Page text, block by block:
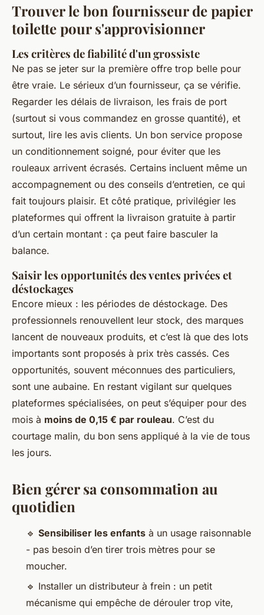
Trouver le bon fournisseur de papier
toilette pour s'approvisionner
Les critères de fiabilité d'un grossiste
Ne pas se jeter sur la première offre trop belle pour
être vraie. Le sérieux d’un fournisseur, ça se vérifie.
Regarder les délais de livraison, les frais de port
(surtout si vous commandez en grosse quantité), et
surtout, lire les avis clients. Un bon service propose
un conditionnement soigné, pour éviter que les
rouleaux arrivent écrasés. Certains incluent même un
accompagnement ou des conseils d’entretien, ce qui
fait toujours plaisir. Et côté pratique, privilégier les
plateformes qui offrent la livraison gratuite à partir
d’un certain montant : ça peut faire basculer la
balance.
Saisir les opportunités des ventes privées et
déstockages
Encore mieux : les périodes de déstockage. Des
professionnels renouvellent leur stock, des marques
lancent de nouveaux produits, et c’est là que des lots
importants sont proposés à prix très cassés. Ces
opportunités, souvent méconnues des particuliers,
sont une aubaine. En restant vigilant sur quelques
plateformes spécialisées, on peut s’équiper pour des
mois à moins de 0,15 € par rouleau. C’est du
courtage malin, du bon sens appliqué à la vie de tous
les jours.
Bien gérer sa consommation au
quotidien
🔹 Sensibiliser les enfants à un usage raisonnable
- pas besoin d’en tirer trois mètres pour se
moucher.
🔹 Installer un distributeur à frein : un petit
mécanisme qui empêche de dérouler trop vite,